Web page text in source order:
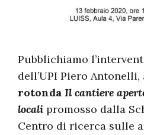
Pubblichiamo
dell’UPI Piero Antonelli,
rotonda Il cantiere
locali promosso dalla
Centro di ricerca sulle